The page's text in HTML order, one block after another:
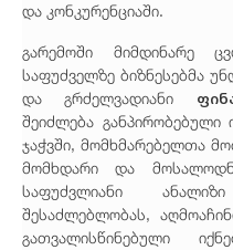
და კონკურენციაში.
გარემოში მიმდინარე
საფუძველზე ბიზნესებმა
და გრძელვადიანი
შეიძლება განპირობებული
ჯაჭვში, მომხმარებელთა
მომხდარი და
საფუძვლიანი
შესაძლებლობას,
გათვალისწინებული